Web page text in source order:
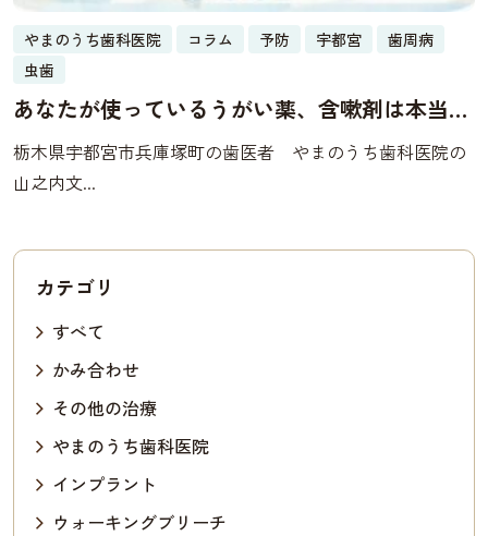
やまのうち歯科医院 コラム 予防 宇都宮
歯周病
虫歯
あなたが使っているうがい薬、含嗽剤は本当に
効果がある？
栃木県宇都宮市兵庫塚町の歯医者 やまのうち歯科医院の
山之内文...
カテゴリ
すべて
かみ合わせ
その他の治療
やまのうち歯科医院
インプラント
ウォーキングブリーチ